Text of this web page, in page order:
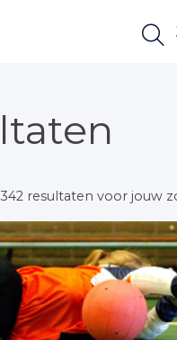
342 resultaten voor jouw